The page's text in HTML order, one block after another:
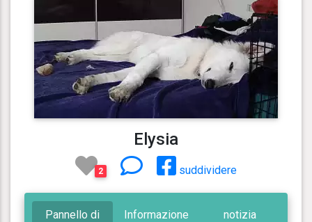
Elysia
2 suddividere
Pannello di
Informazione notizia